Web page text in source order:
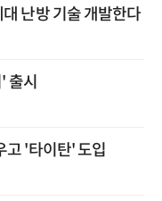
난방 기술 개발한다
출시
고 '타이탄' 도입